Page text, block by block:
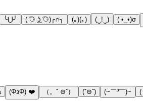
╰⋃╯ ( ͡⚆ ͜ʖ ͡⚆)╭∩╮ (｡)(｡) (‿!‿) ( •_•)σ
(ΦзΦ) ❤️ （。ˇ ⊖ˇ） (ˇ⊖ˇ) (~￣³￣)~ (